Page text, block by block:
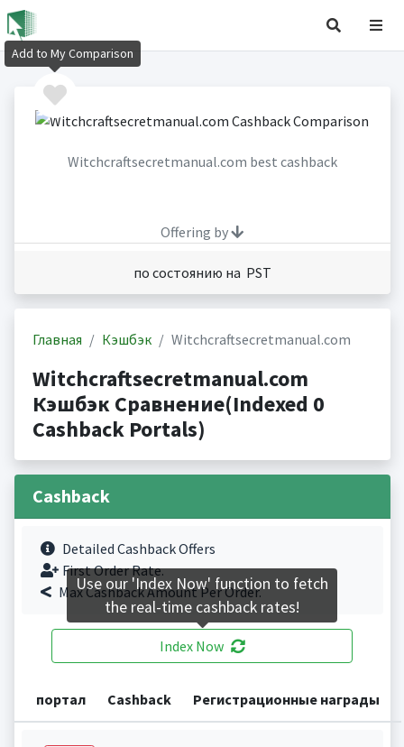
Witchcraftsecretmanual.com best cashback
Offering by
по состоянию на PST
Главная Кэшбэк Witchcraftsecretmanual.com
Witchcraftsecretmanual.com
Кэшбэк Сравнение(Indexed 0
Cashback Portals)
Cashback
Detailed Cashback Offers
First Order Rate.
Max Cashback Amount Per Order.
Index Now
портал Cashback Регистрационные награды
Add to My Comparison
Use our 'Index Now' function to fetch
the real-time cashback rates!